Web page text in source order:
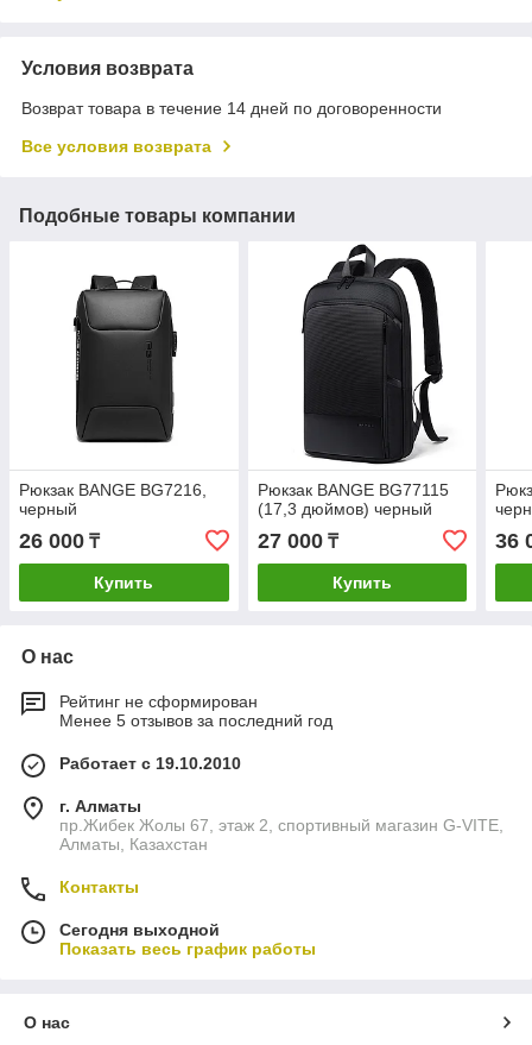
Условия возврата
Возврат товара в течение 14 дней по договоренности
Все условия возврата
Подобные товары компании
Рюкзак BANGE BG7216,
черный
26 000 ₸
Купить
Рюкзак BANGE BG77115
(17,3 дюймов) черный
27 000₸
Купить
36
О нас
Рейтинг не сформирован
Менее 5 отзывов за последний год
Работает с 19.10.2010
г. Алматы
пр.Жибек Жолы 67, этаж 2, спортивный магазин G-VITE,
Алматы, Казахстан
Контакты
Сегодня выходной
Показать весь график работы
О нас